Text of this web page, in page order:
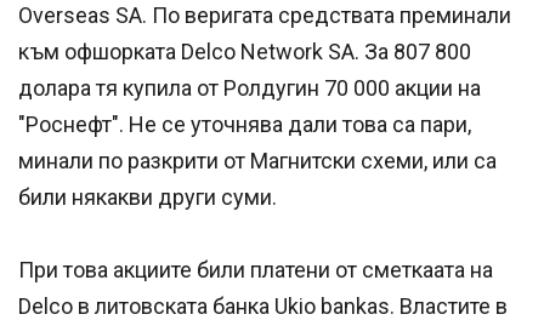
Overseas SA. По веригата средствата преминали
към офшорката Delco Network SA. За 807 800
долара тя купила от Ролдугин 70 000 акции на
"Роснефт". Не се уточнява дали това са пари,
минали по разкрити от Магнитски схеми, или са
били някакви други суми.
При това акциите били платени от сметкаата на
Delco в литовската банка Ukio bankas. Властите в